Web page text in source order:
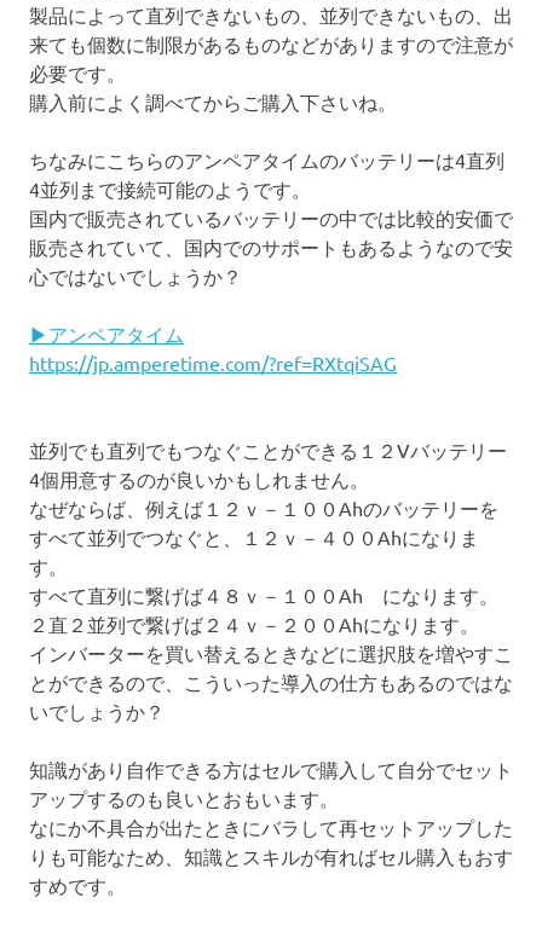
製品によって直列できないもの、並列できないもの、出
来ても個数に制限があるものなどがありますので注意が
必要です。
購入前によく調べてからご購入下さいね。
ちなみにこちらのアンペアタイムのバッテリーは4直列
4並列まで接続可能のようです。
国内で販売されているバッテリーの中では比較的安価で
販売されていて、国内でのサポートもあるようなので安
心ではないでしょうか？
▶アンペアタイム
https://jp.amperetime.com/?ref=RXtqiSAG
並列でも直列でもつなぐことができる１２Vバッテリー
4個用意するのが良いかもしれません。
なぜならば、例えば１２ｖ－１００Ahのバッテリーを
すべて並列でつなぐと、１２ｖ－４００Ahになりま
す。
すべて直列に繋げば４８ｖ－１００Ah になります。
２直２並列で繋げば２４ｖ－２００Ahになります。
インバーターを買い替えるときなどに選択肢を増やすこ
とができるので、こういった導入の仕方もあるのではな
いでしょうか？
知識があり自作できる方はセルで購入して自分でセット
アップするのも良いとおもいます。
なにか不具合が出たときにバラして再セットアップした
りも可能なため、知識とスキルが有ればセル購入もおす
すめです。